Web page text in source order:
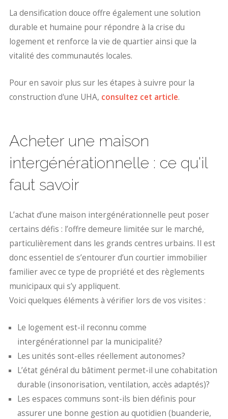
La densification douce offre également une solution
durable et humaine pour répondre à la crise du
logement et renforce la vie de quartier ainsi que la
vitalité des communautés locales.
Pour en savoir plus sur les étapes à suivre pour la
construction d'une UHA, consultez cet article.
Acheter une maison
intergénérationnelle : ce qu'il
faut savoir
L’achat d’une maison intergénérationnelle peut poser
certains défis : l’offre demeure limitée sur le marché,
particulièrement dans les grands centres urbains. Il est
donc essentiel de s’entourer d’un courtier immobilier
familier avec ce type de propriété et des règlements
municipaux qui s’y appliquent.
Voici quelques éléments à vérifier lors de vos visites :
Le logement est-il reconnu comme
intergénérationnel par la municipalité?
Les unités sont-elles réellement autonomes?
L’état général du bâtiment permet-il une cohabitation
durable (insonorisation, ventilation, accès adaptés)?
Les espaces communs sont-ils bien définis pour
assurer une bonne gestion au quotidien (buanderie,